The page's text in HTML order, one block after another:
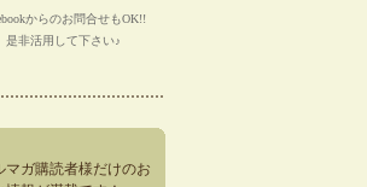
からのお問合せもOK!!
是非活用して下さい♪
マガ購読者様だけのお